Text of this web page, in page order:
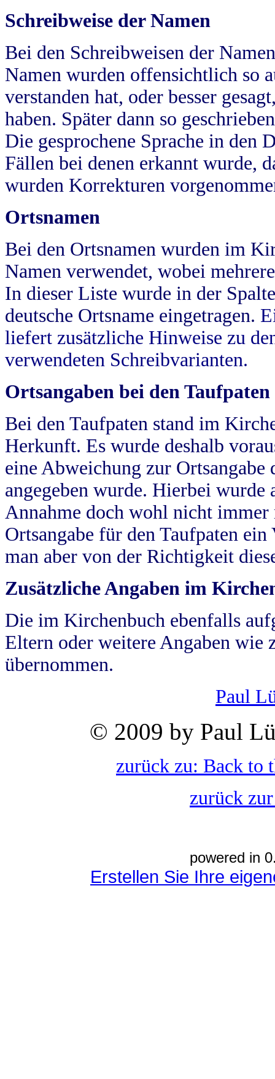
Schreibweise der Namen
Bei den Schreibweisen der
Namen wurden offensichtlich so
verstanden hat, oder besser
haben. Später dann so
Die gesprochene Sprache in
Fällen bei denen erkannt wurde,
wurden Korrekturen
Ortsnamen
Bei den Ortsnamen wurden im
Namen verwendet, wobei
In dieser Liste wurde in der
deutsche Ortsname eingetragen.
liefert zusätzliche Hinweise zu
verwendeten Schreibvarianten.
Ortsangaben bei den Taufpaten
Bei den Taufpaten stand im
Herkunft. Es wurde deshalb
eine Abweichung zur
angegeben wurde. Hierbei wurde
Annahme doch wohl nicht
Ortsangabe für den Taufpaten
man aber von der Richtigkeit
Zusätzliche Angaben im
Die im Kirchenbuch ebenfalls
Eltern oder weitere Angaben wie
übernommen.
Paul
© 2009 by Paul
zurück zu: Back to
zurück
powered in
Erstellen Sie Ihre